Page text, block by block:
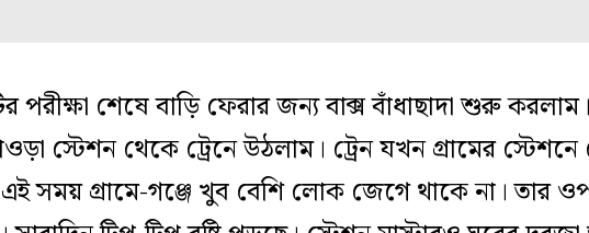
পরীক্ষা শেষে বাড়ি ফেরার জন্য বাক্স বাঁধাছাদা শুরু
স্টেশন থেকে ট্রেনে উঠলাম। ট্রেন যখন গ্রামের
সময় গ্রামে-গঞ্জে খুব বেশি লোক জেগে থাকে না। তার